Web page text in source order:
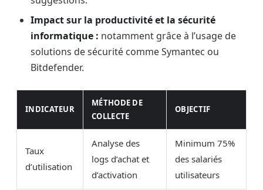
Impact sur la productivité et la sécurité
informatique : notamment grâce à l’usage de
solutions de sécurité comme Symantec ou
Bitdefender.
INDICATEUR
MÉTHODE DE
COLLECTE
OBJECTIF
Taux
d’utilisation
Analyse des
logs d’achat et
d’activation
Minimum 75%
des salariés
utilisateurs